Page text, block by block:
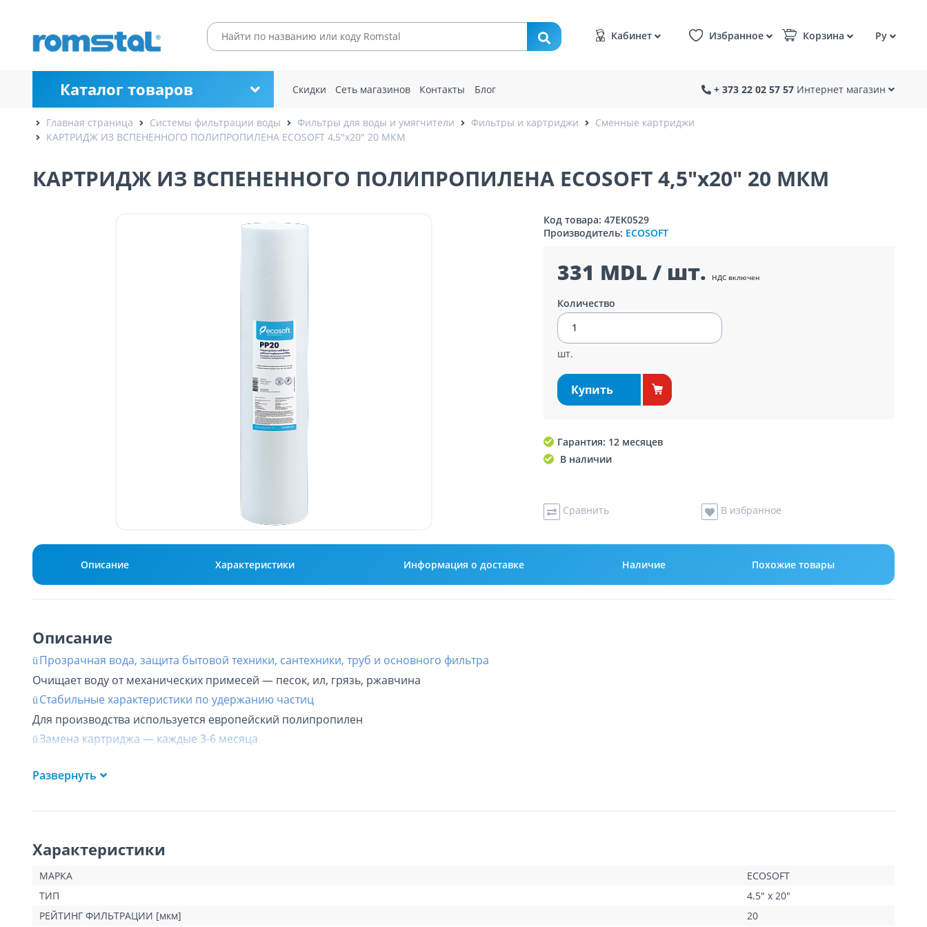
Кабинет Избранное Корзина Ру
Каталог товаров Скидки Сеть магазинов Контакты Блог + 373 22 02 57 57 Интернет магазин
Главная страница Системы фильтрации воды Фильтры для воды и умягчители Фильтры и картриджи
Сменные картриджи
КАРТРИДЖ ИЗ ВСПЕНЕННОГО ПОЛИПРОПИЛЕНА ECOSOFT 4,5"x20" 20 МКМ
КАРТРИДЖ ИЗ ВСПЕНЕННОГО ПОЛИПРОПИЛЕНА ECOSOFT 4,5"x20" 20 МКМ
Код товара: 47EK0529
Производитель: ECOSOFT
331 MDL / шт. НДС включен
Количество
шт.
Купить
Гарантия: 12 месяцев
В наличии
Сравнить В избранное
Описание Характеристики Информация о доставке Наличие Похожие товары
Описание
ü Прозрачная вода, защита бытовой техники, сантехники, труб и основного фильтра
Очищает воду от механических примесей — песок, ил, грязь, ржавчина
ü Стабильные характеристики по удержанию частиц
Для производства используется европейский полипропилен
üЗамена картриджа — каждые 3-6 месяца
Основные преимущества
- Ресурс 80 000 литров
- Высокая эффективность очистки
- Стабильные характеристики по удержанию частиц
Развернуть
Характеристики
МАРКА
ECOSOFT
ТИП
4.5" x 20"
РЕЙТИНГ ФИЛЬТРАЦИИ [мкм]
20